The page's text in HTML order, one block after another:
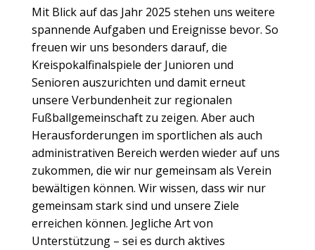
Mit Blick auf das Jahr 2025 stehen uns weitere
spannende Aufgaben und Ereignisse bevor. So
freuen wir uns besonders darauf, die
Kreispokalfinalspiele der Junioren und
Senioren auszurichten und damit erneut
unsere Verbundenheit zur regionalen
Fußballgemeinschaft zu zeigen. Aber auch
Herausforderungen im sportlichen als auch
administrativen Bereich werden wieder auf uns
zukommen, die wir nur gemeinsam als Verein
bewältigen können. Wir wissen, dass wir nur
gemeinsam stark sind und unsere Ziele
erreichen können. Jegliche Art von
Unterstützung – sei es durch aktives